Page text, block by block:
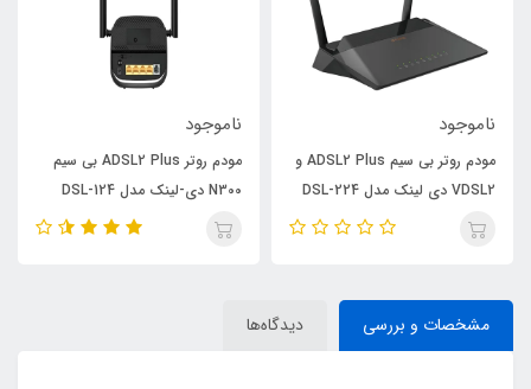
ناموجود
مودم روتر بی سیم ADSL2 Plus و
VDSL2 دی لینک مدل DSL-224
NEW
ناموجود
مودم روتر ADSL2 Plus بی سیم
N300 دی-لینک مدل DSL-124
New
مشخصات و بررسی دیدگاه‌ها